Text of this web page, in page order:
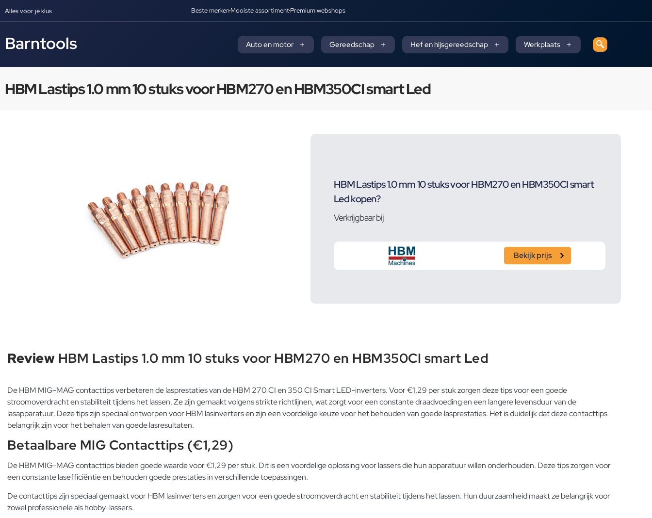
Alles voor je klus Beste merkenMooiste assortimentPremium webshops
Barntools Auto en motor Gereedschap Hef en hijsgereedschap Werkplaats
HBM Lastips 1.0 mm 10 stuks voor HBM270 en HBM350CI smart Led
HBM Lastips 1.0 mm 10 stuks voor HBM270 en HBM350CI smart
Led kopen?
Verkrijgbaar bij
Bekijk prijs
Review HBM Lastips 1.0 mm 10 stuks voor HBM270 en HBM350CI smart Led
De HBM MIG-MAG contacttips verbeteren de lasprestaties van de HBM 270 CI en 350 CI Smart LED-inverters. Voor €1,29 per stuk zorgen deze tips voor een goede
stroomoverdracht en stabiliteit tijdens het lassen. Ze zijn gemaakt volgens strikte richtlijnen, wat zorgt voor een constante draadvoeding en een langere levensduur van de
lasapparatuur. Deze tips zijn speciaal ontworpen voor HBM lasinverters en zijn een voordelige keuze voor het behouden van goede lasprestaties. Het is duidelijk dat deze contacttips
belangrijk zijn voor het behalen van goede lasresultaten.
Betaalbare MIG Contacttips (€1,29)
De HBM MIG-MAG contacttips bieden goede waarde voor €1,29 per stuk. Dit is een voordelige oplossing voor lassers die hun apparatuur willen onderhouden. Deze tips zorgen voor
een constante lasefficiëntie en behouden goede prestaties in verschillende toepassingen.
De contacttips zijn speciaal gemaakt voor HBM lasinverters en zorgen voor een goede stroomoverdracht en stabiliteit tijdens het lassen. Hun duurzaamheid maakt ze belangrijk voor
zowel professionele als hobby-lassers.